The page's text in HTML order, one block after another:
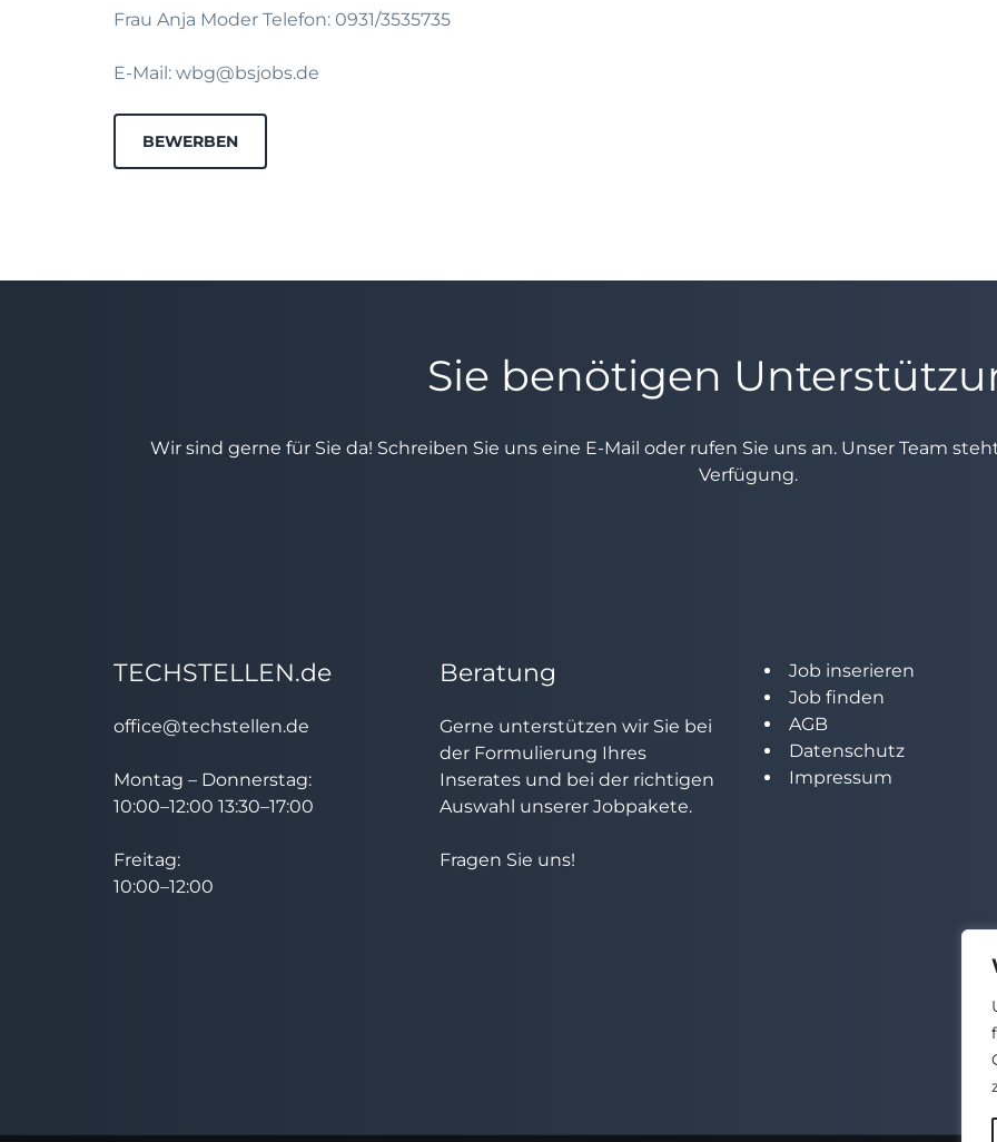
Frau Anja Moder Telefon: 0931/3535735
E-Mail: wbg@bsjobs.de
BEWERBEN
Sie benötigen
Wir sind gerne für Sie da! Schreiben Sie uns eine E-Mail oder rufen Sie uns an. Unser Team
Verfügung.
TECHSTELLEN.de
office@techstellen.de
Montag – Donnerstag:
10:00–12:00 13:30–17:00
Freitag:
10:00–12:00
Beratung
Gerne unterstützen wir Sie bei
der Formulierung Ihres
Inserates und bei der richtigen
Auswahl unserer Jobpakete.
Fragen Sie uns!
Job inserieren
Job finden
AGB
Datenschutz
Impressum